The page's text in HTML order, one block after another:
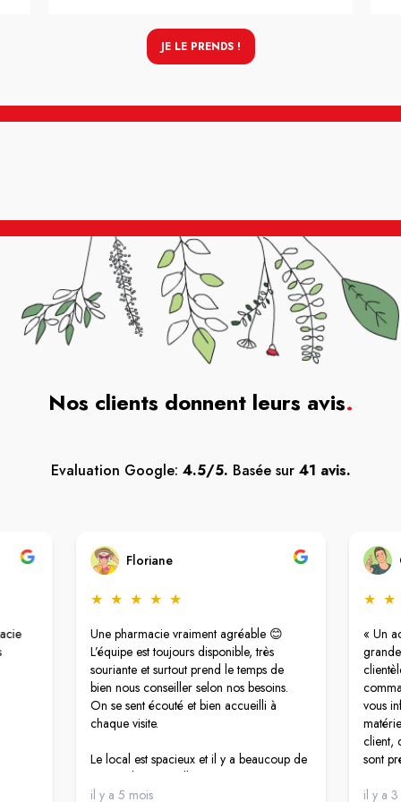
JE LE PRENDS !
Nos clients donnent leurs avis.
Evaluation Google: 4.5/5. Basée sur 41 avis.
Floriane
★ ★ ★ ★ ★
Une pharmacie vraiment agréable 😊
L’équipe est toujours disponible, très
souriante et surtout prend le temps de
bien nous conseiller selon nos besoins.
On se sent écouté et bien accueilli à
chaque visite.
Le local est spacieux et il y a beaucoup de
choix. Plusieurs salles sont prévues,
notamment pour la vaccination ou les
il y a 5 mois
★ ★
« Un
vous
client,
sont
il y a